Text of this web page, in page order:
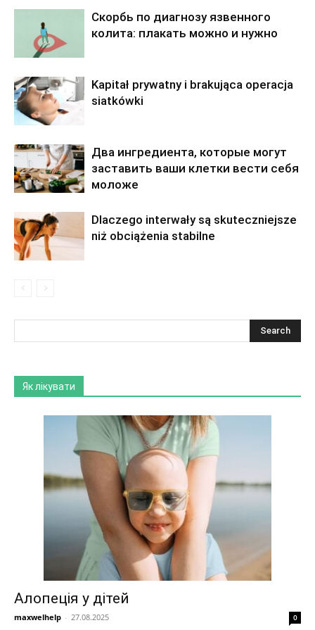
Скорбь по диагнозу язвенного
колита: плакать можно и нужно
Kapitał prywatny i brakująca operacja
siatkówki
Два ингредиента, которые могут
заставить ваши клетки вести себя
моложе
Dlaczego interwały są skuteczniejsze
niż obciążenia stabilne
Як лікувати
Алопеція у дітей
maxwelhelp - 27.08.2025 0